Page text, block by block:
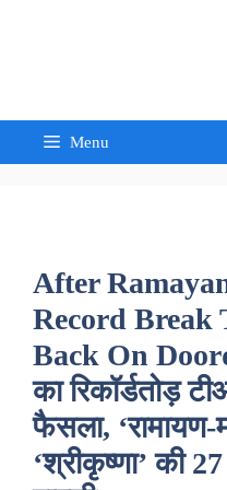
Menu
After
Record
Back On
का रिकॉर्डतोड़
फैसला, ‘रामायण-
‘श्रीकृष्णा’ की